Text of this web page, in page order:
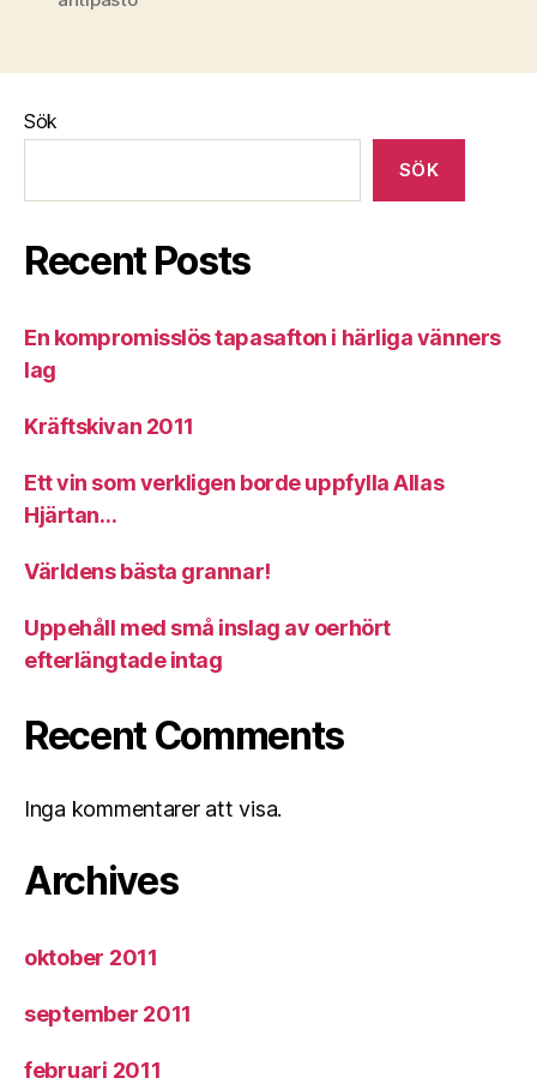
Sök
SÖK
Recent Posts
En kompromisslös tapasafton i härliga vänners
lag
Kräftskivan 2011
Ett vin som verkligen borde uppfylla Allas
Hjärtan…
Världens bästa grannar!
Uppehåll med små inslag av oerhört
efterlängtade intag
Recent Comments
Inga kommentarer att visa.
Archives
oktober 2011
september 2011
februari 2011